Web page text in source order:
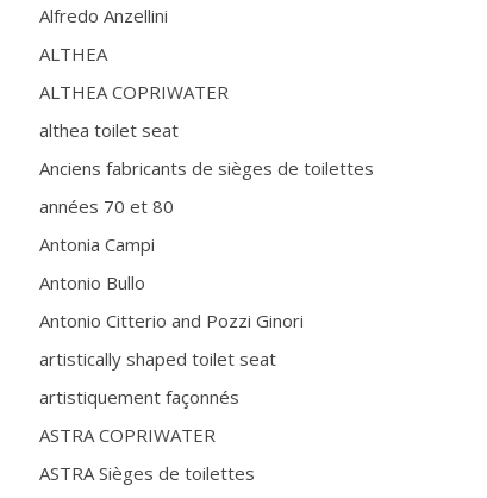
Alfredo Anzellini
ALTHEA
ALTHEA COPRIWATER
althea toilet seat
Anciens fabricants de sièges de toilettes
années 70 et 80
Antonia Campi
Antonio Bullo
Antonio Citterio and Pozzi Ginori
artistically shaped toilet seat
artistiquement façonnés
ASTRA COPRIWATER
ASTRA Sièges de toilettes